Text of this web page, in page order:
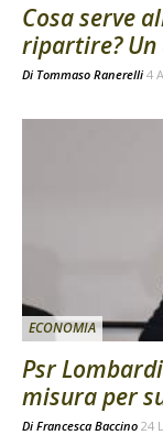
Cosa serve
ripartire?
Di Tommaso Ranerelli 4
ECONOMIA
Psr
misura per
Di Francesca Baccino 24